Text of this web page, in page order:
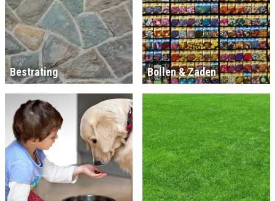
Bestrating Bollen & Zaden